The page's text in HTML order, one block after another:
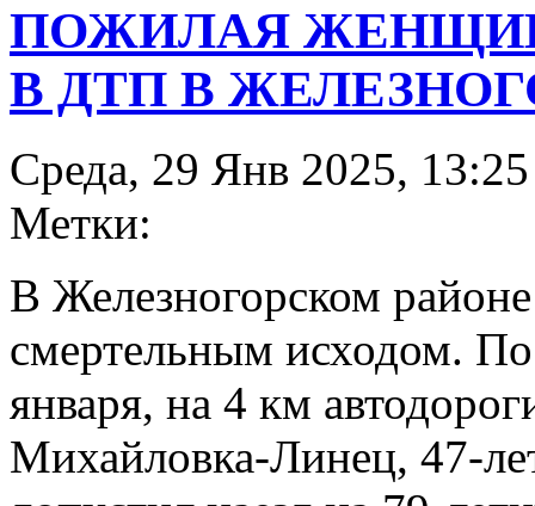
ПОЖИЛАЯ
В ДТП В
Среда, 29 Янв 2025,
Метки:
В Железногорском
смертельным исходом.
января, на 4 км
Михайловка-Линец, 47-